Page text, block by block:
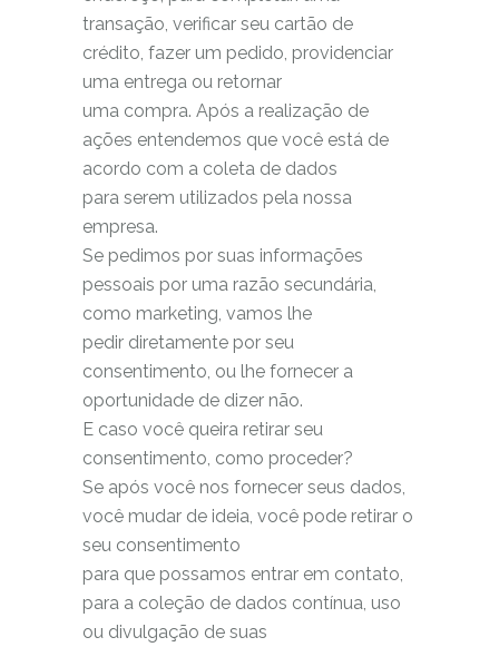
transação, verificar seu cartão de
crédito, fazer um pedido, providenciar
uma entrega ou retornar
uma compra. Após a realização de
ações entendemos que você está de
acordo com a coleta de dados
para serem utilizados pela nossa
empresa.
Se pedimos por suas informações
pessoais por uma razão secundária,
como marketing, vamos lhe
pedir diretamente por seu
consentimento, ou lhe fornecer a
oportunidade de dizer não.
E caso você queira retirar seu
consentimento, como proceder?
Se após você nos fornecer seus dados,
você mudar de ideia, você pode retirar o
seu consentimento
para que possamos entrar em contato,
para a coleção de dados contínua, uso
ou divulgação de suas